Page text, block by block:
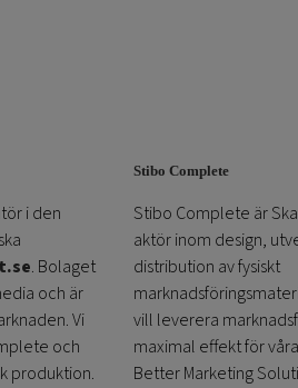
i den
. Bolaget
och är
Vi
och
produktion.
Stibo Complete
Stibo Complete är
aktör inom design,
distribution av fysiskt
vill leverera
maximal effekt för
Better Marketing